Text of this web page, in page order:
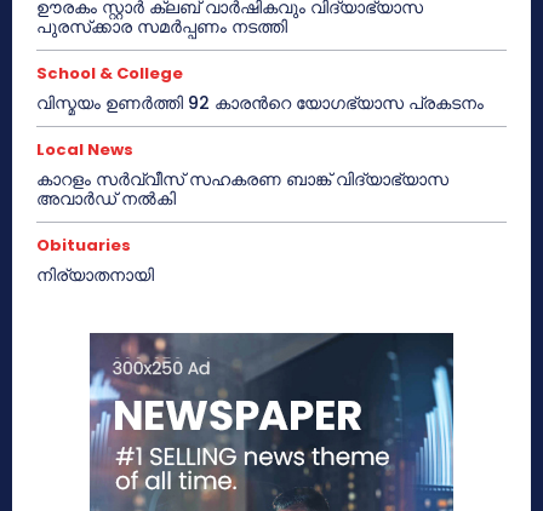
ഊരകം സ്റ്റാർ ക്ലബ് വാർഷികവും വിദ്യാഭ്യാസ
പുരസ്‌ക്കാര സമർപ്പണം നടത്തി
School & College
വിസ്മയം ഉണർത്തി 92 കാരൻറെ യോഗഭ്യാസ പ്രകടനം
Local News
കാറളം സർവ്വീസ് സഹകരണ ബാങ്ക് വിദ്യാഭ്യാസ
അവാർഡ് നൽകി
Obituaries
നിര്യാതനായി